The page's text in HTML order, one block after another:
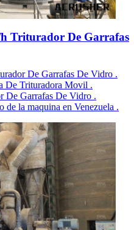
Triturador De Garrafas
De Garrafas De Vidro .
De Trituradora Movil .
De Garrafas De Vidro .
de la maquina en Venezuela .